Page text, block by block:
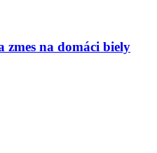
zmes na domáci biely